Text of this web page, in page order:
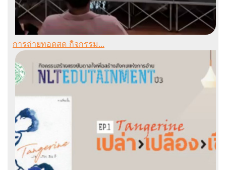
การถ่ายทอดสด กิจกรรม...